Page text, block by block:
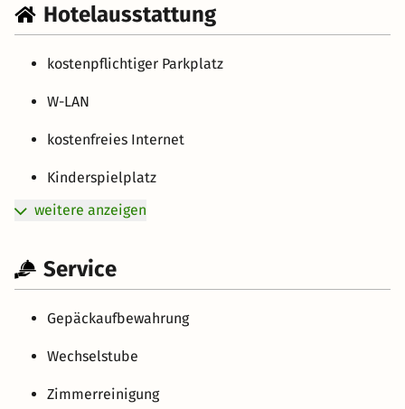
Hotelausstattung
kostenpflichtiger Parkplatz
W-LAN
kostenfreies Internet
Kinderspielplatz
weitere anzeigen
Service
Gepäckaufbewahrung
Wechselstube
Zimmerreinigung